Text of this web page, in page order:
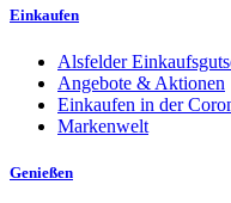
Einkaufen
Alsfelder
Angebote & Aktionen
Einkaufen in der
Markenwelt
Genießen